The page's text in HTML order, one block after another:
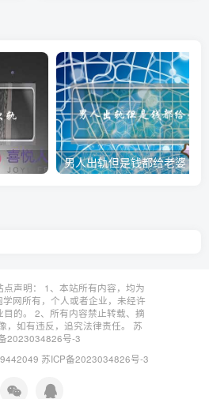
男人出轨但是钱都给老婆
声明： 1、本站所有内容，均为
网所有，个人或者企业，未经许
的。 2、所有内容禁止转载、摘
，如有违反，追究法律责任。 苏
2023034826号-3
苏ICP备2023034826号-3